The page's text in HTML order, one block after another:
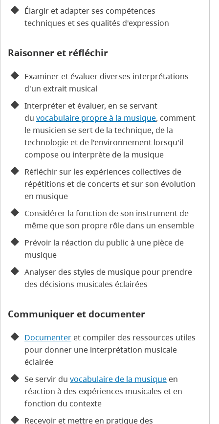
Élargir et adapter ses compétences
techniques et ses qualités d'expression
Raisonner et réfléchir
Examiner et évaluer diverses interprétations
d'un extrait musical
Interpréter et évaluer, en se servant
du vocabulaire propre à la musique, comment
le musicien se sert de la technique, de la
technologie et de l'environnement lorsqu'il
compose ou interprète de la musique
Réfléchir sur les expériences collectives de
répétitions et de concerts et sur son évolution
en musique
Considérer la fonction de son instrument de
même que son propre rôle dans un ensemble
Prévoir la réaction du public à une pièce de
musique
Analyser des styles de musique pour prendre
des décisions musicales éclairées
Communiquer et documenter
Documenter et compiler des ressources utiles
pour donner une interprétation musicale
éclairée
Se servir du vocabulaire de la musique en
réaction à des expériences musicales et en
fonction du contexte
Recevoir et mettre en pratique des